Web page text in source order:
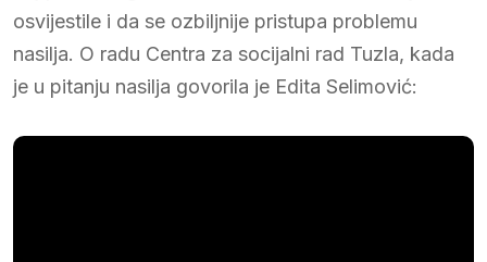
osvijestile i da se ozbiljnije pristupa problemu
nasilja. O radu Centra za socijalni rad Tuzla, kada
je u pitanju nasilja govorila je Edita Selimović: